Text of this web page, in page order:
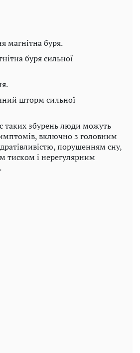
магнітна буря.
буря сильної
шторм сильної
таких збурень люди можуть
включно з головним
порушенням сну,
тиском і нерегулярним